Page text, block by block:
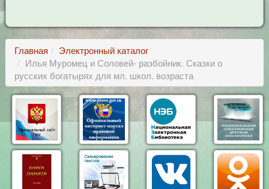
Главная
Электронный каталог
Илья Муромец и Соловей- разбойник. Сказки о
русских богатырях для мл. школ. возраста